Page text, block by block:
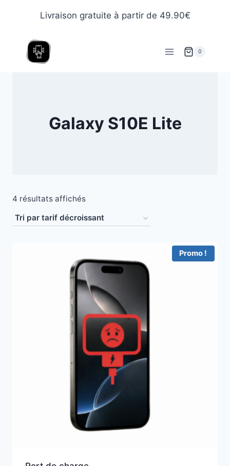
Livraison gratuite à partir de 49.90€
0
Galaxy S10E Lite
4 résultats affichés
Promo !